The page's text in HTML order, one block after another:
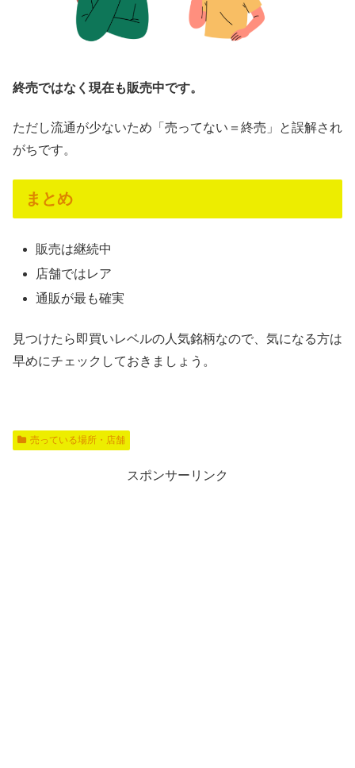
終売ではなく現在も販売中です。
ただし流通が少ないため「売ってない＝終売」と誤解され
がちです。
まとめ
販売は継続中
店舗ではレア
通販が最も確実
見つけたら即買いレベルの人気銘柄なので、気になる方は
早めにチェックしておきましょう。
売っている場所・店舗
スポンサーリンク